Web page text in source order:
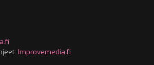
Improvemedia.fi